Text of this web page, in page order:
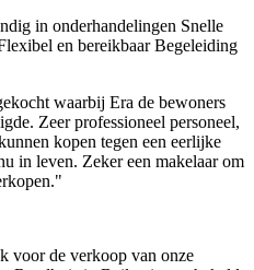
in onderhandelingen Snelle
en bereikbaarBegeleiding
waarbij Era de bewoners
Zeer professioneel personeel,
kopen tegen een eerlijke
in leven. Zeker een makelaar om
voor de verkoop van onze